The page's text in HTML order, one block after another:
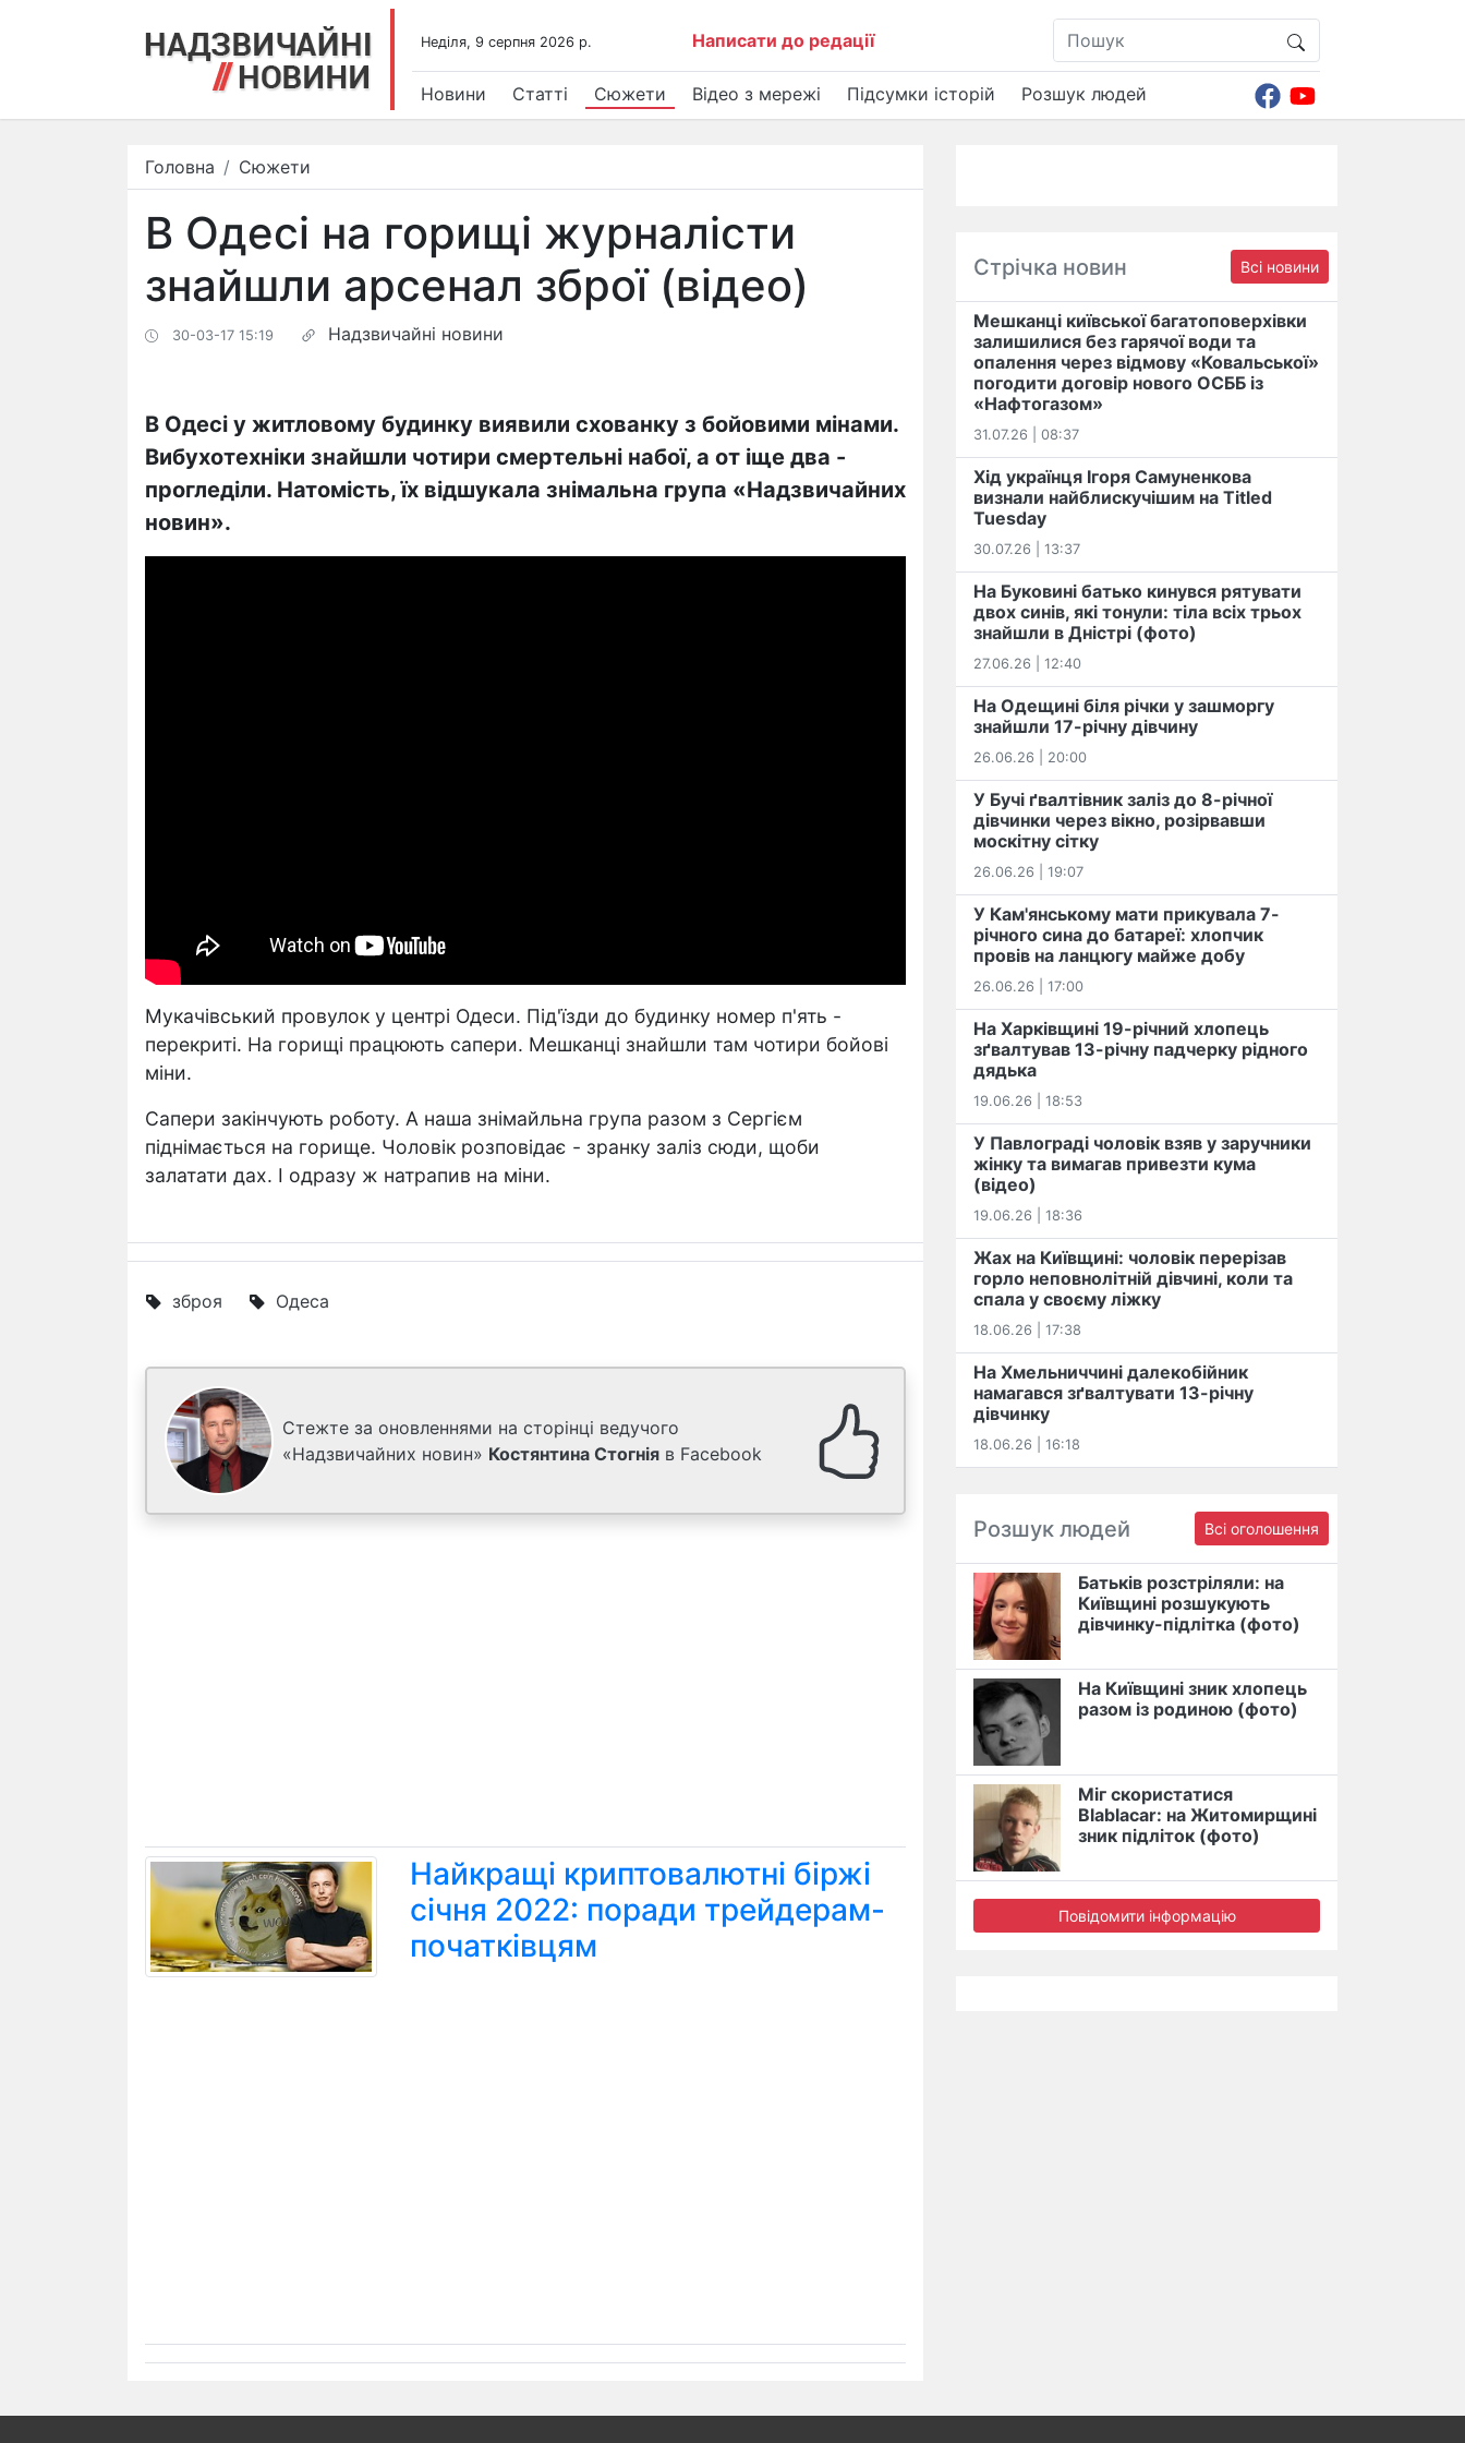
Недiля, 9 серпня 2026 р. Написати до редації
Новини Статті Сюжети Відео з мережі Підсумки історій Розшук людей
Головна Сюжети
В Одесі на горищі журналісти
знайшли арсенал зброї (відео)
30-03-17 15:19 Надзвичайні новини
В Одесі у житловому будинку виявили схованку з бойовими мінами.
Вибухотехніки знайшли чотири смертельні набої, а от іще два -
прогледіли. Натомість, їх відшукала знімальна група «Надзвичайних
новин».
Мукачівський провулок у центрі Одеси. Під'їзди до будинку номер п'ять -
перекриті. На горищі працюють сапери. Мешканці знайшли там чотири бойові
міни.
Сапери закінчують роботу. А наша знімайльна група разом з Сергієм
піднімається на горище. Чоловік розповідає - зранку заліз сюди, щоби
залатати дах. І одразу ж натрапив на міни.
зброя Одеса
Стежте за оновленнями на сторінці ведучого
«Надзвичайних новин» Костянтина Стогнія в Facebook
Найкращі криптовалютні біржі
січня 2022: поради трейдерам-
початківцям
Стрічка новин Всі новини
Мешканці київської багатоповерхівки
залишилися без гарячої води та
опалення через відмову «Ковальської»
погодити договір нового ОСББ із
«Нафтогазом»
31.07.26 | 08:37
Хід українця Ігоря Самуненкова
визнали найблискучішим на Titled
Tuesday
30.07.26 | 13:37
На Буковині батько кинувся рятувати
двох синів, які тонули: тіла всіх трьох
знайшли в Дністрі (фото)
27.06.26 | 12:40
На Одещині біля річки у зашморгу
знайшли 17-річну дівчину
26.06.26 | 20:00
У Бучі ґвалтівник заліз до 8-річної
дівчинки через вікно, розірвавши
москітну сітку
26.06.26 | 19:07
У Кам'янському мати прикувала 7-
річного сина до батареї: хлопчик
провів на ланцюгу майже добу
26.06.26 | 17:00
На Харківщині 19-річний хлопець​
️зґвалтував 13-річну падчерку рідного
дядька
19.06.26 | 18:53
У Павлограді чоловік взяв у заручники
жінку та вимагав привезти кума
(відео)
19.06.26 | 18:36
Жах на Київщині: чоловік перерізав
горло неповнолітній дівчині, коли та
спала у своєму ліжку
18.06.26 | 17:38
На Хмельниччині далекобійник
намагався зґвалтувати 13-річну
дівчинку
18.06.26 | 16:18
Розшук людей Всі оголошення
Батьків розстріляли: на
Київщині розшукують
дівчинку-підлітка (фото)
На Київщині зник хлопець
разом із родиною (фото)
Міг скористатися
Blablacar: на Житомирщині
зник підліток (фото)
Повідомити інформацію